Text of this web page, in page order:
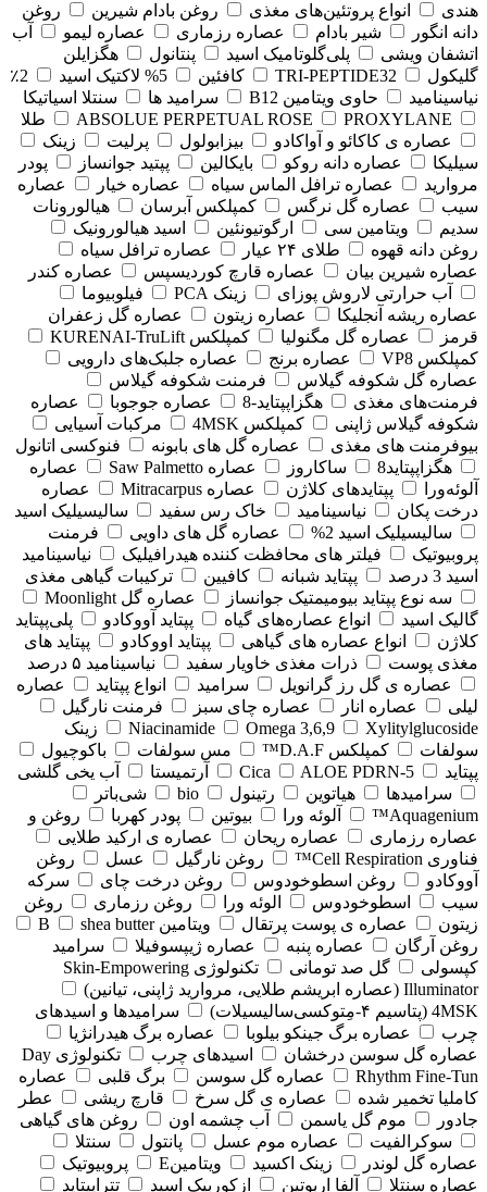
هندی
انواع پروتئین‌های مغذی روغن بادام شیرین
روغن
دانه انگور
شیر بادام عصاره رزماری عصاره لیمو
آب
اتشفان ویشی
پلی‌گلوتامیک اسید پنتانول
هگزایلن
گلیکول
TRI-PEPTIDE32 کافئین 5% لاکتیک اسید
2٪
نیاسینامید
حاوی ویتامین B12 سرامید ها
سنتلا اسیاتیکا
ABSOLUE PERPETUAL ROSE
PROXYLANE
طلا
عصاره ی کاکائو و آواکادو
بیزابولول پرلیت
زینک
سیلیکا
عصاره دانه روکو بایکالین پپتید جوانساز
پودر
مروارید
عصاره ترافل الماس سیاه عصاره خیار
عصاره
سیب
عصاره گل نرگس کمپلکس آبرسان
هیالورونات
سدیم
ویتامین سی ارگوتیونئین
اسید هیالورونیک
روغن دانه قهوه
طلای ۲۴ عیار
عصاره ترافل سیاه
عصاره شیرین بیان
عصاره قارچ کوردیسپس
عصاره کندر
آب حرارتی لاروش پوزای
زینک PCA
فیلوبیوما
عصاره ریشه آنجلیکا
عصاره زیتون
عصاره گل زعفران
قرمز
عصاره گل مگنولیا
کمپلکس KURENAI-TruLift
کمپلکس VP8
عصاره برنج
عصاره جلبک‌های دارویی
عصاره گل شکوفه گیلاس
فرمنت شکوفه گیلاس
فرمنت‌های مغذی
هگزاپپتاید-8 عصاره جوجوبا
عصاره
شکوفه گیلاس ژاپنی
کمپلکس 4MSK
مرکبات آسیایی
بیوفرمنت های مغذی
عصاره گل های بابونه
فنوکسی اتانول
هگزاپپتاید8
ساکاروز عصاره Saw Palmetto
عصاره
آلوئه‌ورا
پپتایدهای کلاژن عصاره Mitracarpus
عصاره
درخت پکان
نیاسینامید خاک رس سفید
سالیسیلیک اسید
سالیسیلیک اسید 2%
عصاره گل های داویی
فرمنت
پروبیوتیک
فیلتر های محافظت کننده هیدرافیلیک
نیاسینامید
اسید 3 درصد
پپتاید شبانه کافیین
ترکیبات گیاهی مغذی
سه نوع پپتاید بیومیمتیک جوانساز
عصاره گل Moonlight
گالیک اسید
انواع عصاره‌های گیاه پپتاید آووکادو
پلی‌پپتاید
کلاژن
انواع عصاره های گیاهی پپتاید اووکادو
پپتاید های
مغذی پوست
ذرات مغذی خاویار سفید
نیاسینامید ۵ درصد
عصاره ی گل رز گرانویل
سرامید انواع پپتاید
عصاره
لیلی
عصاره انار عصاره چای سبز
فرمنت نارگیل
Niacinamide
Omega 3,6,9 Xylitylglucoside
زینک
سولفات
کمپلکس D.A.F™ مس سولفات
باکوچیول
پپتاید
5-Cica
ALOE PDRN آرتمیستا
آب یخی گلشی
سرامیدها
هیاتوین رتینول bio
شی‌باتر
Aquagenium™
آلوئه ورا بیوتین پودر کهربا
روغن و
عصاره رزماری
عصاره ریحان
عصاره ی ارکید طلایی
فناوری Cell Respiration™
روغن نارگیل عسل
روغن
آووکادو
روغن اسطوخودوس روغن درخت چای
سرکه
سیب
اسطوخودوس الوئه ورا روغن رزماری
روغن
زیتون
عصاره ی پوست پرتقال ویتامین Bshea butter
روغن آرگان
عصاره پنبه عصاره ژیپسوفیلا
سرامید
کپسولی
گل صد تومانی
تکنولوژی Skin-Empowering
Illuminator (عصاره ابریشم طلایی، مروارید ژاپنی، تیانین)
4MSK (پتاسیم ۴‑مِتوکسی‌سالیسیلات)
سرامیدها و اسیدهای
چرب
عصاره برگ جینکو بیلوبا
عصاره برگ هیدرانژیا
عصاره گل سوسن درخشان
اسیدهای چرب
تکنولوژی Day
Rhythm Fine‑Tun
عصاره گل سوسن برگ قلبی
عصاره
کاملیا تخمیر شده
عصاره ی گل سرخ قارچ ریشی
عطر
جادور
موم گل یاسمن آب چشمه اون
روغن های گیاهی
سوکرالفیت
عصاره موم عسل پانتول
سنتلا
عصاره گل لوندر
زینک اکسید ویتامینE
پروبیوتیک
عصاره سنتلا
آلفا اربوتین ازکوربیک اسید تتراپپتاید